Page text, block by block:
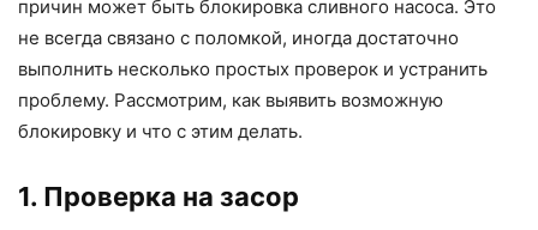
причин может быть блокировка сливного насоса. Это
не всегда связано с поломкой, иногда достаточно
выполнить несколько простых проверок и устранить
проблему. Рассмотрим, как выявить возможную
блокировку и что с этим делать.
1. Проверка на засор